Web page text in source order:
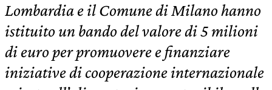
Lombardia e il Comune di Milano hanno
istituito un bando del valore di 5 milioni
di euro per promuovere e finanziare
iniziative di cooperazione internazionale